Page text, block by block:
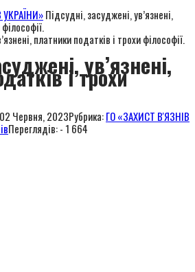
Підсудні, засуджені, ув’язнені,
ув’язнені,
і трохи
02 Червня, 2023Рубрика:ГО «ЗАХИСТ В'ЯЗНІВ
Переглядів: - 1 664